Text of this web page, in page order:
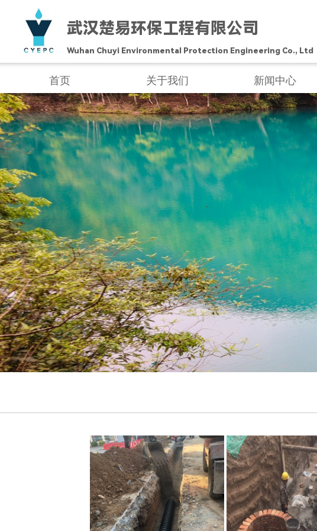
武汉楚易环保工程有限公司
Wuhan Chuyi Environmental Protection Engineering Co., Ltd
首页 关于我们 新闻中心